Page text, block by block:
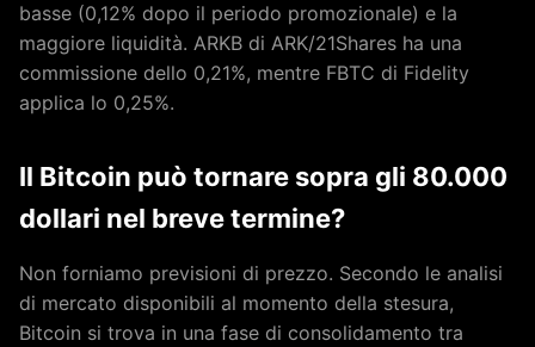
basse (0,12% dopo il periodo promozionale) e la
maggiore liquidità. ARKB di ARK/21Shares ha una
commissione dello 0,21%, mentre FBTC di Fidelity
applica lo 0,25%.
Il Bitcoin può tornare sopra gli 80.000
dollari nel breve termine?
Non forniamo previsioni di prezzo. Secondo le analisi
di mercato disponibili al momento della stesura,
Bitcoin si trova in una fase di consolidamento tra